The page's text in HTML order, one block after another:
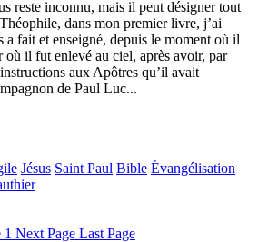
reste inconnu, mais il peut désigner tout
dans mon premier livre, j’ai
a fait et enseigné, depuis le moment où il
où il fut enlevé au ciel, après avoir, par
aux Apôtres qu’il avait
de Paul Luc...
Jésus Saint Paul Bible Évangélisation
1 Next Page Last Page